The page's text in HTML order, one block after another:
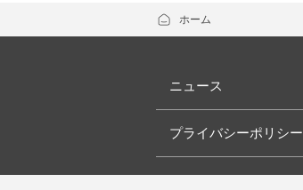
ホーム
ニュース
プライバシーポリシー